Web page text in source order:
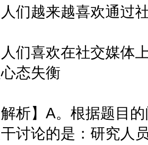
越来越喜欢通过社
喜欢在社交媒体上
态失衡
】A。根据题目的
讨论的是：研究人